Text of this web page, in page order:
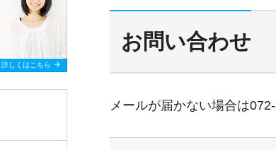
お問い合わせ
メールが届かない場合は
詳しくはこちら arrow_forward